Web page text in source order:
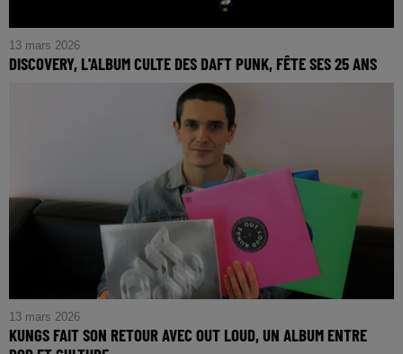
13 mars 2026
DISCOVERY, L'ALBUM CULTE DES DAFT PUNK, FÊTE SES 25 ANS
13 mars 2026
KUNGS FAIT SON RETOUR AVEC OUT LOUD, UN ALBUM ENTRE